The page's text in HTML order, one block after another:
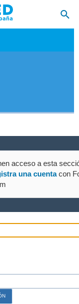
acceso a esta
una cuentacon